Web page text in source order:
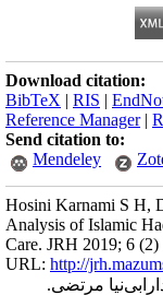
Download citation:
BibTeX | RIS |
Reference Manager|
Send citation to:
Mendeley
Hosini Karnami S H,
Analysis of Islamic
Care. JRH 2019; 6 (2)
URL: http://
مرتضی.